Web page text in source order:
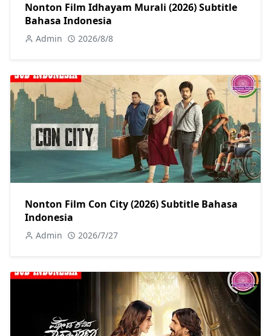
Nonton Film Idhayam Murali (2026) Subtitle
Bahasa Indonesia
Admin 2026/8/8
Nonton Film Con City (2026) Subtitle Bahasa
Indonesia
Admin 2026/7/27